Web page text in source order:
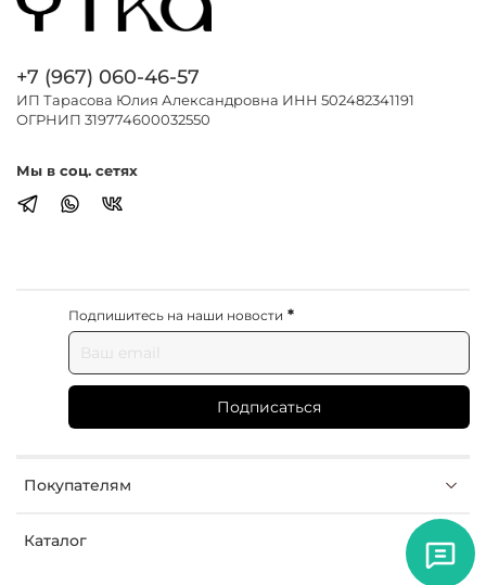
Покупателям
Каталог
Подпишитесь на наши новости *
Подписаться
+7 (967) 060-46-57
ИП Тарасова Юлия Александровна ИНН 502482341191
ОГРНИП 319774600032550
Мы в соц. сетях